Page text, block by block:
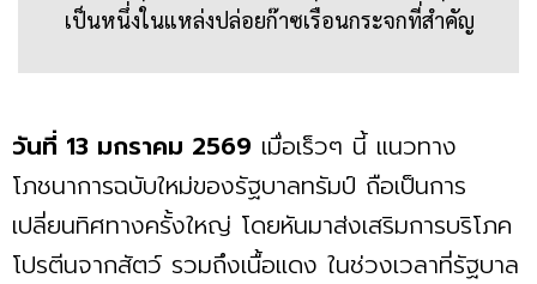
เป็นหนึ่งในแหล่งปล่อยก๊าซเรือนกระจกที่สำคัญ
วันที่ 13 มกราคม 2569 เมื่อเร็วๆ นี้ แนวทาง
โภชนาการฉบับใหม่ของรัฐบาลทรัมป์ ถือเป็นการ
เปลี่ยนทิศทางครั้งใหญ่ โดยหันมาส่งเสริมการบริโภค
โปรตีนจากสัตว์ รวมถึงเนื้อแดง ในช่วงเวลาที่รัฐบาล